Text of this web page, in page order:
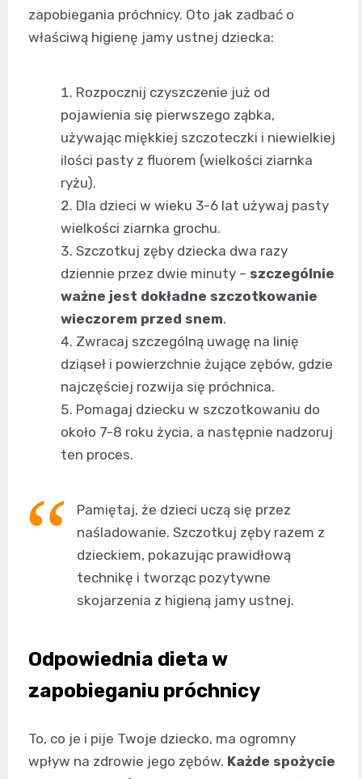
zapobiegania próchnicy. Oto jak zadbać o
właściwą higienę jamy ustnej dziecka:
Rozpocznij czyszczenie już od
pojawienia się pierwszego ząbka,
używając miękkiej szczoteczki i niewielkiej
ilości pasty z fluorem (wielkości ziarnka
ryżu).
Dla dzieci w wieku 3-6 lat używaj pasty
wielkości ziarnka grochu.
Szczotkuj zęby dziecka dwa razy
dziennie przez dwie minuty – szczególnie
ważne jest dokładne szczotkowanie
wieczorem przed snem.
Zwracaj szczególną uwagę na linię
dziąseł i powierzchnie żujące zębów, gdzie
najczęściej rozwija się próchnica.
Pomagaj dziecku w szczotkowaniu do
około 7-8 roku życia, a następnie nadzoruj
ten proces.
Pamiętaj, że dzieci uczą się przez
naśladowanie. Szczotkuj zęby razem z
dzieckiem, pokazując prawidłową
technikę i tworząc pozytywne
skojarzenia z higieną jamy ustnej.
Odpowiednia dieta w
zapobieganiu próchnicy
To, co je i pije Twoje dziecko, ma ogromny
wpływ na zdrowie jego zębów. Każde spożycie